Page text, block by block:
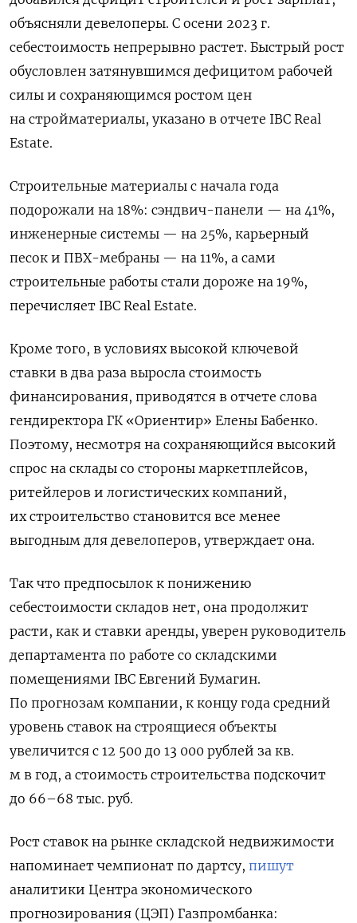
объясняли девелоперы. С осени 2023 г.
себестоимость непрерывно растет. Быстрый рост
обусловлен затянувшимся дефицитом рабочей
силы и сохраняющимся ростом цен
на стройматериалы, указано в отчете IBC Real
Estate.
Строительные материалы с начала года
подорожали на 18%: сэндвич-панели — на 41%,
инженерные системы — на 25%, карьерный
песок и ПВХ-мебраны — на 11%, а сами
строительные работы стали дороже на 19%,
перечисляет IBC Real Estate.
Кроме того, в условиях высокой ключевой
ставки в два раза выросла стоимость
финансирования, приводятся в отчете слова
гендиректора ГК «Ориентир» Елены Бабенко.
Поэтому, несмотря на сохраняющийся высокий
спрос на склады со стороны маркетплейсов,
ритейлеров и логистических компаний,
их строительство становится все менее
выгодным для девелоперов, утверждает она.
Так что предпосылок к понижению
себестоимости складов нет, она продолжит
расти, как и ставки аренды, уверен руководитель
департамента по работе со складскими
помещениями IBC Евгений Бумагин.
По прогнозам компании, к концу года средний
уровень ставок на строящиеся объекты
увеличится с 12 500 до 13 000 рублей за кв.
м в год, а стоимость строительства подскочит
до 66–68 тыс. руб.
Рост ставок на рынке складской недвижимости
напоминает чемпионат по дартсу, пишут
аналитики Центра экономического
прогнозирования (ЦЭП) Газпромбанка: